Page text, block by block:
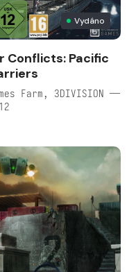
Vydáno
Conflicts: Pacific
Farm, 3DIVISION —